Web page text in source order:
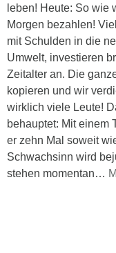
leben! Heute: So wie
Morgen bezahlen!
mit Schulden in die
Umwelt, investieren
Zeitalter an. Die
kopieren und wir
wirklich viele Leute!
behauptet: Mit einem
er zehn Mal soweit
Schwachsinn wird
stehen momentan…